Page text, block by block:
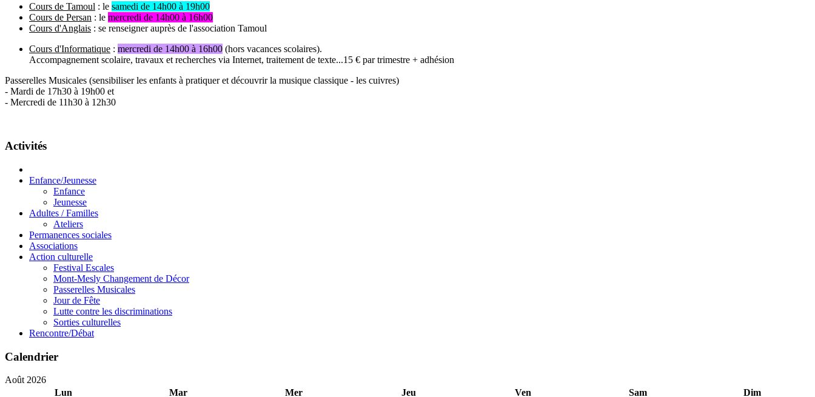
Cours de Tamoul : le samedi de 14h00 à 19h00
Cours de Persan : le mercredi de 14h00 à 16h00
Cours d'Anglais : se renseigner auprès de l'association Tamoul
Cours d'Informatique : mercredi de 14h00 à 16h00 (hors vacances scolaires).
Accompagnement scolaire, travaux et recherches via Internet, traitement de texte...15 € par trimestre + adhésion
Passerelles Musicales (sensibiliser les enfants à pratiquer et découvrir la musique classique - les cuivres)
- Mardi de 17h30 à 19h00 et
- Mercredi de 11h30 à 12h30
Activités
Enfance/Jeunesse
Enfance
Jeunesse
Adultes / Familles
Ateliers
Permanences sociales
Associations
Action culturelle
Festival Escales
Mont-Mesly Changement de Décor
Passerelles Musicales
Jour de Fête
Lutte contre les discriminations
Sorties culturelles
Rencontre/Débat
Calendrier
Août 2026
Lun
Mar Mer Jeu Ven Sam Dim